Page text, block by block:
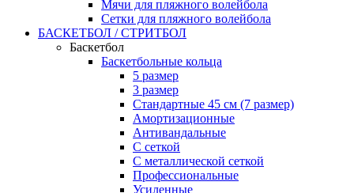
Мячи для пляжного волейбола
Сетки для пляжного волейбола
БАСКЕТБОЛ / СТРИТБОЛ
Баскетбол
Баскетбольные кольца
5 размер
3 размер
Стандартные 45 см (7 размер)
Амортизационные
Антивандальные
С сеткой
С металлической сеткой
Профессиональные
Усиленные